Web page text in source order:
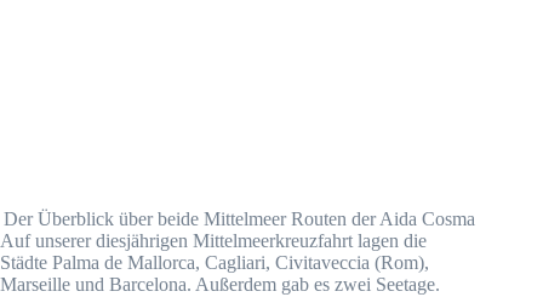
Der Überblick über beide Mittelmeer Routen der Aida Cosma
Auf unserer diesjährigen Mittelmeerkreuzfahrt lagen die
Städte Palma de Mallorca, Cagliari, Civitaveccia (Rom),
Marseille und Barcelona. Außerdem gab es zwei Seetage.